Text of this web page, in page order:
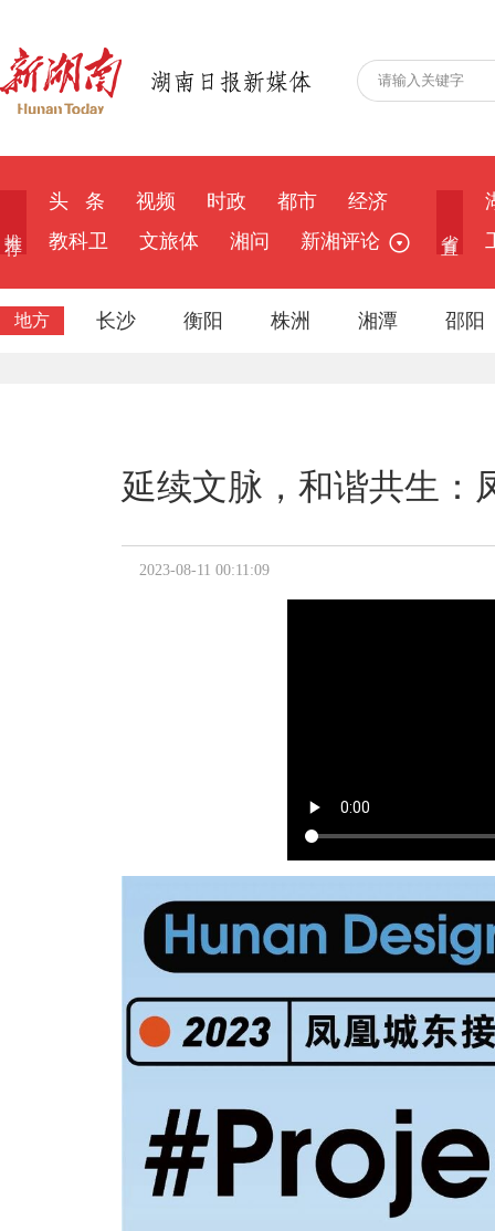
头 条 视频 时政 都市
经济
教科卫
文旅体 湘问 新湘评论
地方 长沙 衡阳 株洲 湘潭 邵阳
延续文脉，和谐共生：
2023-08-11 00:11:09